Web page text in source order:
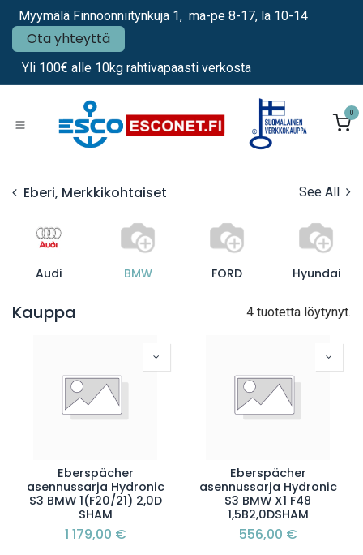
Siirry sisältöön
Myymälä Finnoonniitynkuja 1, ma-pe 8-17, la 10-14
Ota yhteyttä
Yli 100€ alle 10kg rahtivapaasti verkosta
0
Eberi, Merkkikohtaiset See All
Audi BMW FORD Hyundai
Kauppa 4 tuotetta löytynyt.
Eberspächer
asennussarja Hydronic
S3 BMW 1(F20/21) 2,0D
SHAM
1 179,00 €
Eberspächer
asennussarja Hydronic
S3 BMW X1 F48
1,5B2,0DSHAM
556,00 €